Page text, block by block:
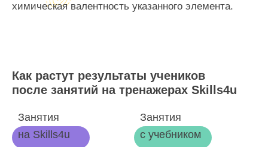
химическая валентность указанного элемента.
Как растут результаты учеников
после занятий на тренажерах Skills4u
Занятия
на Skills4u
Занятия
с учебником